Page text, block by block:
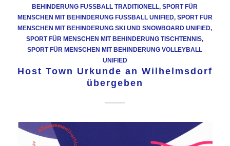
BEHINDERUNG FUSSBALL TRADITIONELL ,SPORT FÜR
MENSCHEN MIT BEHINDERUNG FUSSBALL UNIFIED
, SPORT FÜR
MENSCHEN MIT BEHINDERUNG SKI UND SNOWBOARD UNIFIED,
SPORT FÜR MENSCHEN MIT BEHINDERUNG TISCHTENNIS,
SPORT FÜR MENSCHEN MIT BEHINDERUNG VOLLEYBALL
UNIFIED
Host Town Urkunde an Wilhelmsdorf
übergeben